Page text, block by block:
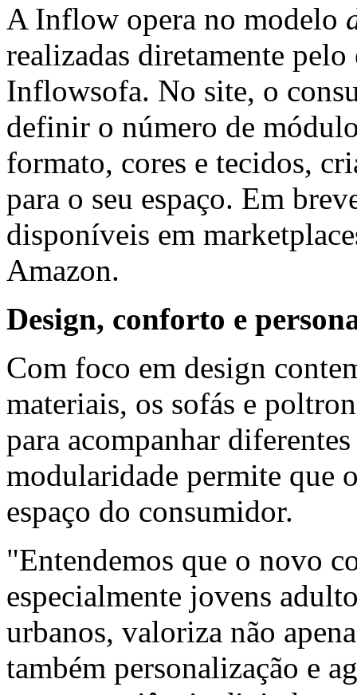
A Inflow opera no modelo
realizadas diretamente
Inflowsofa. No site, o
definir o número de
formato, cores e tecidos,
para o seu espaço. Em
disponíveis em
Amazon.
Design, conforto e
Com foco em design
materiais, os sofás e
para acompanhar
modularidade permite que
espaço do consumidor.
"Entendemos que o novo
especialmente jovens
urbanos, valoriza não
também personalização e